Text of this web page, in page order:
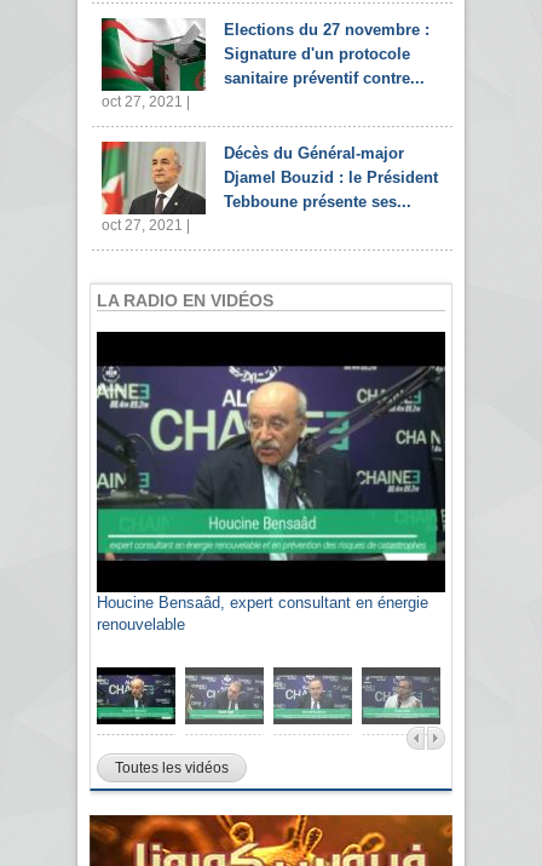
Elections du 27 novembre :
Signature d'un protocole
sanitaire préventif contre...
oct 27, 2021 |
Décès du Général-major
Djamel Bouzid : le Président
Tebboune présente ses...
oct 27, 2021 |
LA RADIO EN VIDÉOS
Houcine Bensaâd, expert consultant en énergie
renouvelable
Sami Agli, président de la Confédération
algérienne du patronat citoyen CAPC
Toutes les vidéos